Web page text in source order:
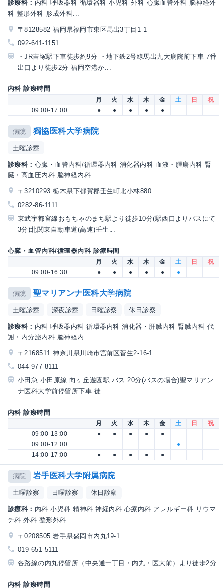
診療科： 内科 呼吸器科 循環器科 小児科 外科 心臓血管外科 脳神経外
科 整形外科 形成外科...
〒8128582 福岡県福岡市東区馬出3丁目1-1
092-641-1151
・JR吉塚駅下車徒歩約9分 ・地下鉄2号線馬出九大病院前下車 7番
出口より徒歩2分 福岡空港か...
内科 診療時間
月 火 水 木 金 土 日
祝
09:00-17:00
● ● ● ● ●
病院 獨協医科大学病院
土曜診察
診療科： 心臓・血管内科/循環器内科 消化器内科 血液・腫瘍内科 腎
臓・高血圧内科 脳神経内科...
〒3210293 栃木県下都賀郡壬生町北小林880
0282-86-1111
東武宇都宮線おもちゃのまち駅より徒歩10分(駅西口よりバスにて
3分)北関東自動車道(高速)壬生...
心臓・血管内科/循環器内科 診療時間
月 火 水 木 金 土 日
祝
09:00-16:30
● ● ● ● ● ●
病院 聖マリアンナ医科大学病院
土曜診察 深夜診察 日曜診察 休日診察
診療科： 内科 呼吸器内科 循環器内科 消化器・肝臓内科 腎臓内科 代
謝・内分泌内科 脳神経内...
〒2168511 神奈川県川崎市宮前区菅生2-16-1
044-977-8111
小田急 小田原線 向ヶ丘遊園駅 バス 20分(バスの場合)聖マリアン
ナ医科大学前停留所下車 徒...
内科 診療時間
月 火 水 木 金 土 日
祝
09:00-13:00
● ● ● ●
●
09:00-12:00
●
14:00-17:00
● ● ● ● ●
病院 岩手医科大学附属病院
土曜診察 日曜診察 休日診察
診療科： 内科 小児科 精神科 神経内科 心療内科 アレルギー科 リウマ
チ科 外科 整形外科 ...
〒0208505 岩手県盛岡市内丸19-1
019-651-5111
各路線の内丸停留所（中央通一丁目・内丸・医大前）より徒歩2分
内科 診療時間